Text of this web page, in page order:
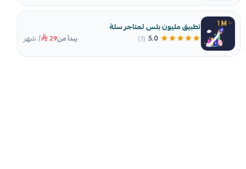
تطبيق مليون بلس لمتاجر سلة
5.0
(3) يبدأ من29 / شهر